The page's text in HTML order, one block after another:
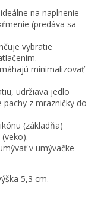
na naplnenie
(predáva sa
vybratie
minimalizovať
udržiava jedlo
z mrazničky do
(základňa)
v umývačke
5,3 cm.